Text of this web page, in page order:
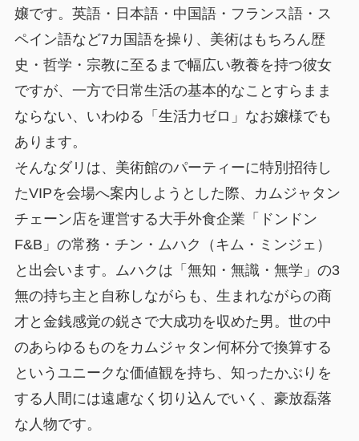
嬢です。英語・日本語・中国語・フランス語・ス
ペイン語など7カ国語を操り、美術はもちろん歴
史・哲学・宗教に至るまで幅広い教養を持つ彼女
ですが、一方で日常生活の基本的なことすらまま
ならない、いわゆる「生活力ゼロ」なお嬢様でも
あります。
そんなダリは、美術館のパーティーに特別招待し
たVIPを会場へ案内しようとした際、カムジャタン
チェーン店を運営する大手外食企業「ドンドン
F&B」の常務・チン・ムハク（キム・ミンジェ）
と出会います。ムハクは「無知・無識・無学」の3
無の持ち主と自称しながらも、生まれながらの商
才と金銭感覚の鋭さで大成功を収めた男。世の中
のあらゆるものをカムジャタン何杯分で換算する
というユニークな価値観を持ち、知ったかぶりを
する人間には遠慮なく切り込んでいく、豪放磊落
な人物です。